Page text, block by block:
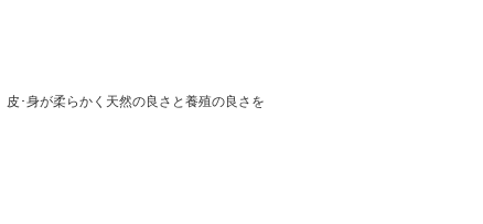
･身が柔らかく天然の良さと養殖の良さを